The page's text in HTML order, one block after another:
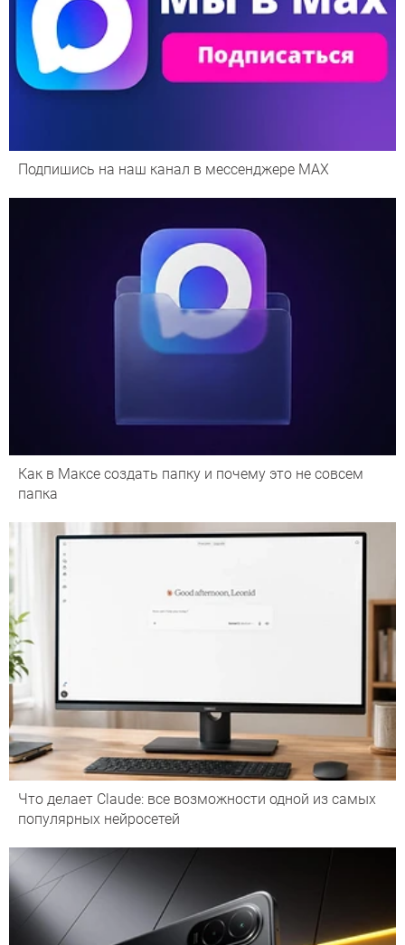
Подпишись на наш канал в мессенджере МАХ
Как в Максе создать папку и почему это не совсем
папка
Что делает Сlaude: все возможности одной из самых
популярных нейросетей